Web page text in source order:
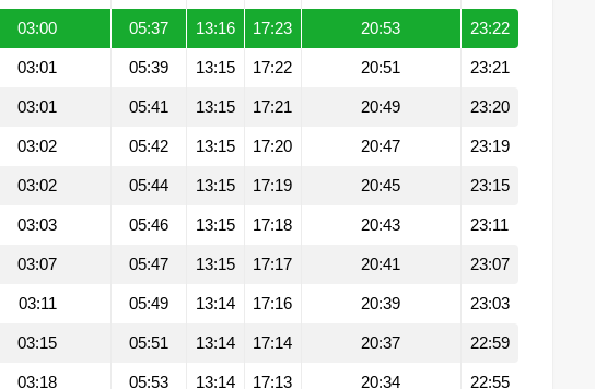
03:00 05:37 13:16 17:23 20:53 23:22
03:01 05:39 13:15 17:22 20:51 23:21
03:01 05:41 13:15 17:21 20:49 23:20
03:02 05:42 13:15 17:20 20:47 23:19
03:02 05:44 13:15 17:19 20:45 23:15
03:03 05:46 13:15 17:18 20:43 23:11
03:07 05:47 13:15 17:17 20:41 23:07
03:11 05:49 13:14 17:16 20:39 23:03
03:15 05:51 13:14 17:14 20:37 22:59
03:18 05:53 13:14 17:13 20:34 22:55